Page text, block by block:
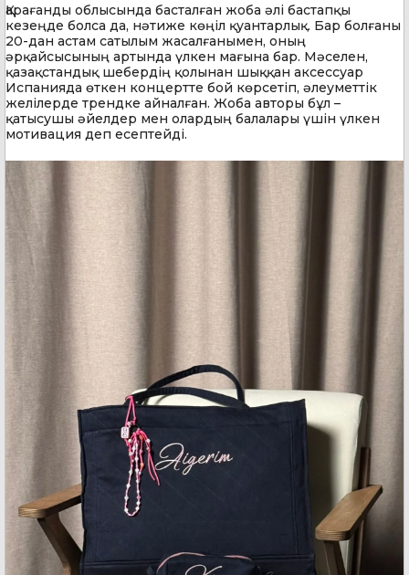
Қарағанды облысында басталған жоба әлі бастапқы
кезеңде болса да, нәтиже көңіл қуантарлық. Бар болғаны
20-дан астам сатылым жасалғанымен, оның
әрқайсысының артында үлкен мағына бар. Мәселен,
қазақстандық шебердің қолынан шыққан аксессуар
Испанияда өткен концертте бой көрсетіп, әлеуметтік
желілерде трендке айналған. Жоба авторы бұл –
қатысушы әйелдер мен олардың балалары үшін үлкен
мотивация деп есептейді.